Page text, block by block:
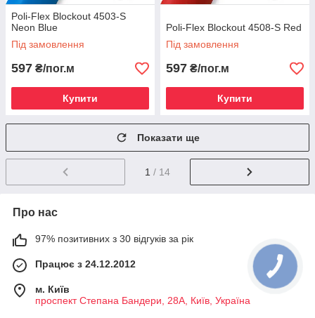
Poli-Flex Blockout 4503-S
Neon Blue
Під замовлення
597 ₴/пог.м
Купити
Poli-Flex Blockout 4508-S Red
Під замовлення
597 ₴/пог.м
Купити
Показати ще
1 / 14
Про нас
97% позитивних з 30 відгуків за рік
Працює з 24.12.2012
м. Київ
проспект Степана Бандери, 28А, Київ, Україна